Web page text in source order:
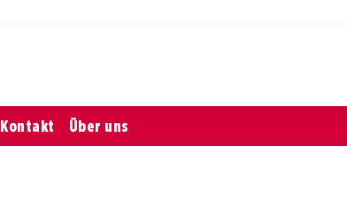
Kontakt Über uns